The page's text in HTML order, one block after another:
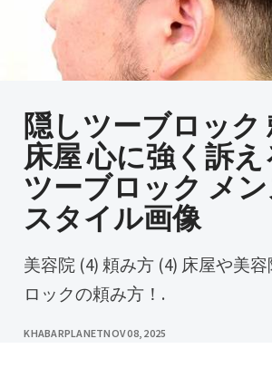
隠しツーブロック
床屋 心に強く訴え
ツーブロック メ
スタイル画像
美容院 (4) 頼み方 (4) 床屋や美容院でのツーブ
ロックの頼み方！.
KHABARPLANETNOV 08, 2025